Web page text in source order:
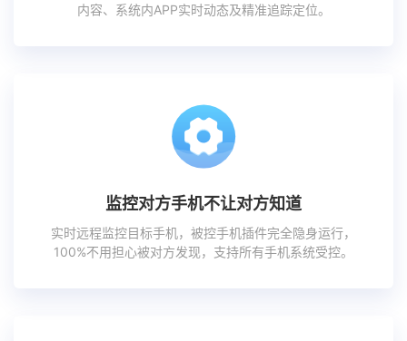
内容、系统内APP实时动态及精准追踪定位。
监控对方手机不让对方知道
实时远程监控目标手机，被控手机插件完全隐身运行，
100%不用担心被对方发现，支持所有手机系统受控。